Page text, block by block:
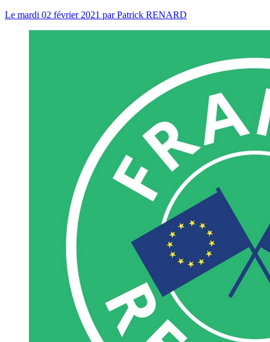
Le mardi 02 février 2021 parPatrick RENARD